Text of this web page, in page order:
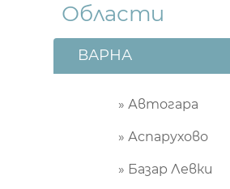
Области
ВАРНА
» Автогара
» Аспарухово
» Базар Левки